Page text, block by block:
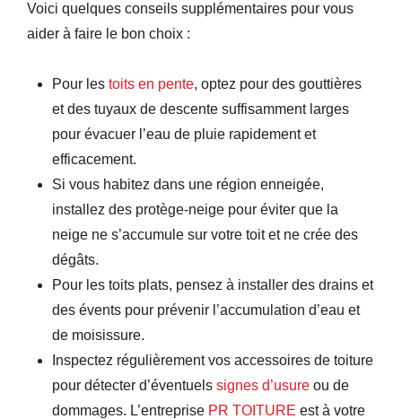
Voici quelques conseils supplémentaires pour vous
aider à faire le bon choix :
Pour les toits en pente, optez pour des gouttières
et des tuyaux de descente suffisamment larges
pour évacuer l’eau de pluie rapidement et
efficacement.
Si vous habitez dans une région enneigée,
installez des protège-neige pour éviter que la
neige ne s’accumule sur votre toit et ne crée des
dégâts.
Pour les toits plats, pensez à installer des drains et
des évents pour prévenir l’accumulation d’eau et
de moisissure.
Inspectez régulièrement vos accessoires de toiture
pour détecter d’éventuels signes d’usure ou de
dommages. L’entreprise PR TOITURE est à votre